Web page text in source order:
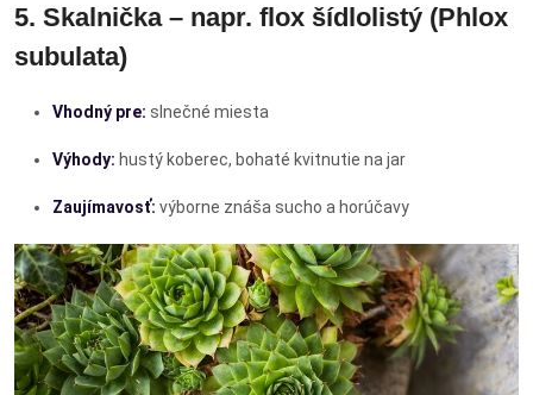
5. Skalnička – napr. flox šídlolistý (Phlox
subulata)
Vhodný pre: slnečné miesta
Výhody: hustý koberec, bohaté kvitnutie na jar
Zaujímavosť: výborne znáša sucho a horúčavy